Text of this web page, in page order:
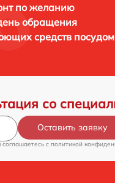
по желанию
обращения
средств
со
Оставить заявку
c политикой